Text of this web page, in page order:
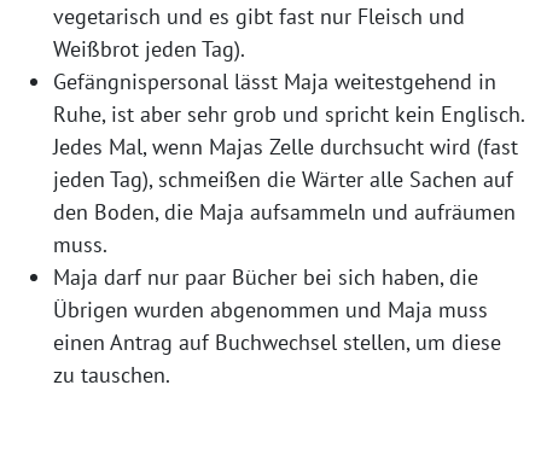
vegetarisch und es gibt fast nur Fleisch und
Weißbrot jeden Tag).
Gefängnispersonal lässt Maja weitestgehend in
Ruhe, ist aber sehr grob und spricht kein Englisch.
Jedes Mal, wenn Majas Zelle durchsucht wird (fast
jeden Tag), schmeißen die Wärter alle Sachen auf
den Boden, die Maja aufsammeln und aufräumen
muss.
Maja darf nur paar Bücher bei sich haben, die
Übrigen wurden abgenommen und Maja muss
einen Antrag auf Buchwechsel stellen, um diese
zu tauschen.